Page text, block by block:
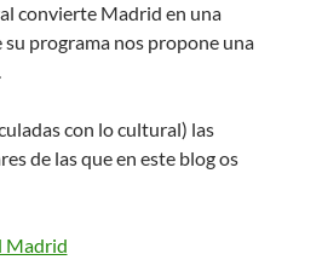
convierte Madrid en una
su programa nos propone una
con lo cultural) las
de las que en este blog os